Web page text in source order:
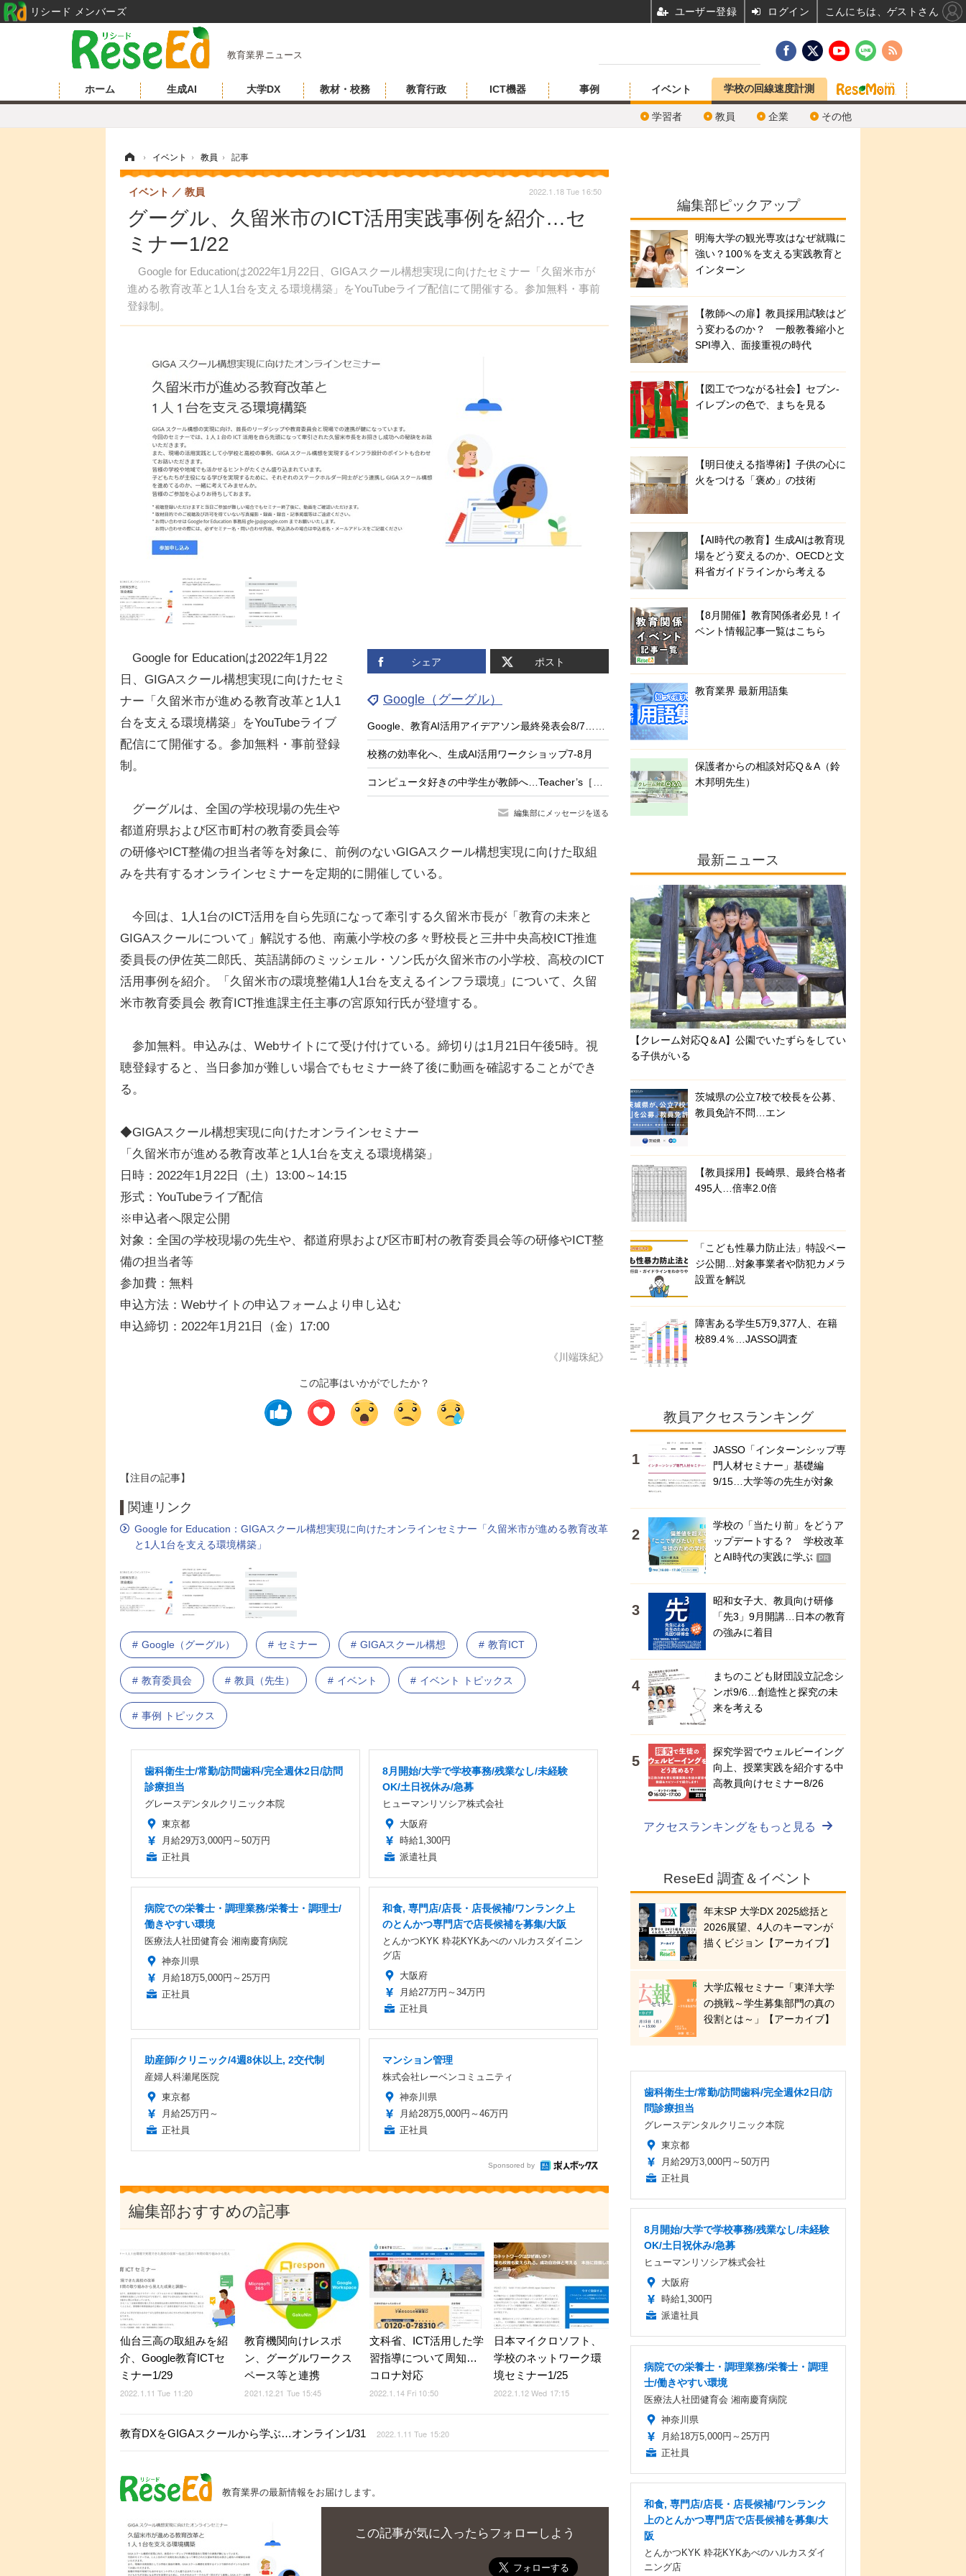
教育業界ニュース
ホーム 生成AI 大学DX 教材・校務 教育行政 ICT機器 事例 イベント
学習者 教員 企業 その他
学校の回線速度計測
› イベント › 教員 › 記事
グーグル、久留米市のICT活用実践事例を紹介…セ
ミナー1/22
Google for Educationは2022年1月22日、GIGAスクール構想実現に向けたセミナー「久留米市が
進める教育改革と1人1台を支える環境構築」をYouTubeライブ配信にて開催する。参加無料・事前
登録制。
イベント 教員 2022.1.18 Tue 16:50
シェア ポスト
Google（グーグル）
Google、教育AI活用アイデアソン最終発表会8/7…最優秀9人が登壇
校務の効率化へ、生成AI活用ワークショップ7-8月
コンピュータ好きの中学生が教師へ…Teacher’s［Shift］
編集部にメッセージを送る
Google for Educationは2022年1月22
日、GIGAスクール構想実現に向けたセミ
ナー「久留米市が進める教育改革と1人1
台を支える環境構築」をYouTubeライブ
配信にて開催する。参加無料・事前登録
制。
グーグルは、全国の学校現場の先生や
都道府県および区市町村の教育委員会等
の研修やICT整備の担当者等を対象に、前例のないGIGAスクール構想実現に向けた取組
みを共有するオンラインセミナーを定期的に開催している。
今回は、1人1台のICT活用を自ら先頭になって牽引する久留米市長が「教育の未来と
GIGAスクールについて」解説する他、南薫小学校の多々野校長と三井中央高校ICT推進
委員長の伊佐英二郎氏、英語講師のミッシェル・ソン氏が久留米市の小学校、高校のICT
活用事例を紹介。「久留米市の環境整備1人1台を支えるインフラ環境」について、久留
米市教育委員会 教育ICT推進課主任主事の宮原知行氏が登壇する。
参加無料。申込みは、Webサイトにて受け付けている。締切りは1月21日午後5時。視
聴登録すると、当日参加が難しい場合でもセミナー終了後に動画を確認することができ
る。
◆GIGAスクール構想実現に向けたオンラインセミナー
「久留米市が進める教育改革と1人1台を支える環境構築」
日時：2022年1月22日（土）13:00～14:15
形式：YouTubeライブ配信
※申込者へ限定公開
対象：全国の学校現場の先生や、都道府県および区市町村の教育委員会等の研修やICT整
備の担当者等
参加費：無料
申込方法：Webサイトの申込フォームより申し込む
申込締切：2022年1月21日（金）17:00
《川端珠紀》
この記事はいかがでしたか？
【注目の記事】
関連リンク
Google for Education：GIGAスクール構想実現に向けたオンラインセミナー「久留米市が進める教育改革
と1人1台を支える環境構築」
Google（グーグル） セミナー GIGAスクール構想 教育ICT
教育委員会 教員（先生） イベント イベント トピックス
事例 トピックス
歯科衛生士/常勤/訪問歯科/完全週休2日/訪問
診療担当
グレースデンタルクリニック本院
東京都
月給29万3,000円～50万円
正社員
8月開始/大学で学校事務/残業なし/未経験
OK/土日祝休み/急募
ヒューマンリソシア株式会社
大阪府
時給1,300円
派遣社員
病院での栄養士・調理業務/栄養士・調理士/
働きやすい環境
医療法人社団健育会 湘南慶育病院
神奈川県
月給18万5,000円～25万円
正社員
和食, 専門店/店長・店長候補/ワンランク上
のとんかつ専門店で店長候補を募集/大阪
とんかつKYK 粋花KYKあべのハルカスダイニン
グ店
大阪府
月給27万円～34万円
正社員
助産師/クリニック/4週8休以上, 2交代制
産婦人科瀬尾医院
東京都
月給25万円～
正社員
マンション管理
株式会社レーベンコミュニティ
神奈川県
月給28万5,000円～46万円
正社員
Sponsored by
編集部おすすめの記事
仙台三高の取組みを紹
介、Google教育ICTセ
ミナー1/29
2022.1.11 Tue 11:20
教育機関向けレスポ
ン、グーグルワークス
ペース等と連携
2021.12.21 Tue 15:45
文科省、ICT活用した学
習指導について周知…
コロナ対応
2022.1.14 Fri 10:50
日本マイクロソフト、
学校のネットワーク環
境セミナー1/25
2022.1.12 Wed 17:15
教育DXをGIGAスクールから学ぶ…オンライン1/31 2022.1.11 Tue 15:20
教育業界の最新情報をお届けします。
この記事が気に入ったらフォローしよう
編集部ピックアップ
明海大学の観光専攻はなぜ就職に
強い？100％を支える実践教育と
インターン
【教師への扉】教員採用試験はど
う変わるのか？ 一般教養縮小と
SPI導入、面接重視の時代
【図工でつながる社会】セブン‐
イレブンの色で、まちを見る
【明日使える指導術】子供の心に
火をつける「褒め」の技術
【AI時代の教育】生成AIは教育現
場をどう変えるのか、OECDと文
科省ガイドラインから考える
【8月開催】教育関係者必見！イ
ベント情報記事一覧はこちら
教育業界 最新用語集
保護者からの相談対応Q＆A（鈴
木邦明先生）
最新ニュース
【クレーム対応Q＆A】公園でいたずらをしてい
る子供がいる
茨城県の公立7校で校長を公募、
教員免許不問…エン
【教員採用】長崎県、最終合格者
495人…倍率2.0倍
「こども性暴力防止法」特設ペー
ジ公開…対象事業者や防犯カメラ
設置を解説
障害ある学生5万9,377人、在籍
校89.4％…JASSO調査
教員アクセスランキング
JASSO「インターンシップ専
門人材セミナー」基礎編
9/15…大学等の先生が対象
学校の「当たり前」をどうア
ップデートする？ 学校改革
とAI時代の実践に学ぶ
PR
昭和女子大、教員向け研修
「先3」9月開講…日本の教育
の強みに着目
まちのこども財団設立記念シ
ンポ9/6…創造性と探究の未
来を考える
探究学習でウェルビーイング
向上、授業実践を紹介する中
高教員向けセミナー8/26
アクセスランキングをもっと見る
ReseEd 調査＆イベント
年末SP 大学DX 2025総括と
2026展望、4人のキーマンが
描くビジョン【アーカイブ】
大学広報セミナー「東洋大学
の挑戦～学生募集部門の真の
役割とは～」【アーカイブ】
歯科衛生士/常勤/訪問歯科/完全週休2日/訪
問診療担当
グレースデンタルクリニック本院
東京都
月給29万3,000円～50万円
正社員
8月開始/大学で学校事務/残業なし/未経験
OK/土日祝休み/急募
ヒューマンリソシア株式会社
大阪府
時給1,300円
派遣社員
病院での栄養士・調理業務/栄養士・調理
士/働きやすい環境
医療法人社団健育会 湘南慶育病院
神奈川県
月給18万5,000円～25万円
正社員
和食, 専門店/店長・店長候補/ワンランク
上のとんかつ専門店で店長候補を募集/大
阪
とんかつKYK 粋花KYKあべのハルカスダイ
ニング店
リシード メンバーズ ユーザー登録 ログイン こんにちは、ゲストさん